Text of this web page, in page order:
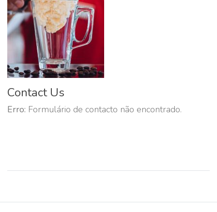
Contact Us
Erro: Formulário de contacto não encontrado.